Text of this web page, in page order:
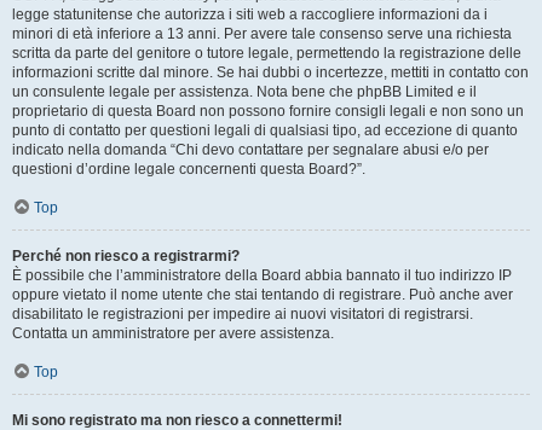
legge statunitense che autorizza i siti web a raccogliere informazioni da i
minori di età inferiore a 13 anni. Per avere tale consenso serve una richiesta
scritta da parte del genitore o tutore legale, permettendo la registrazione delle
informazioni scritte dal minore. Se hai dubbi o incertezze, mettiti in contatto con
un consulente legale per assistenza. Nota bene che phpBB Limited e il
proprietario di questa Board non possono fornire consigli legali e non sono un
punto di contatto per questioni legali di qualsiasi tipo, ad eccezione di quanto
indicato nella domanda “Chi devo contattare per segnalare abusi e/o per
questioni d’ordine legale concernenti questa Board?”.
Top
Perché non riesco a registrarmi?
È possibile che l’amministratore della Board abbia bannato il tuo indirizzo IP
oppure vietato il nome utente che stai tentando di registrare. Può anche aver
disabilitato le registrazioni per impedire ai nuovi visitatori di registrarsi.
Contatta un amministratore per avere assistenza.
Top
Mi sono registrato ma non riesco a connettermi!